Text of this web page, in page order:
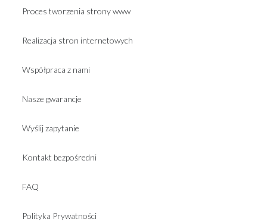
Proces tworzenia strony www
Realizacja stron internetowych
Współpraca z nami
Nasze gwarancje
Wyślij zapytanie
Kontakt bezpośredni
FAQ
Polityka Prywatności